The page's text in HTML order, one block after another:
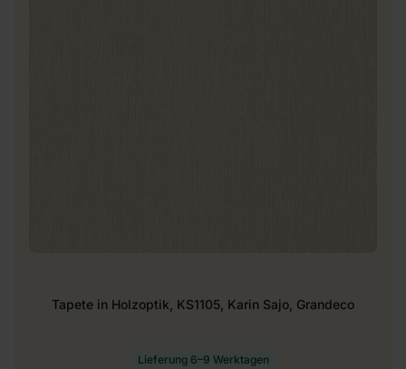
Tapete in Holzoptik, KS1105, Karin Sajo, Grandeco
Lieferung 6–9 Werktagen